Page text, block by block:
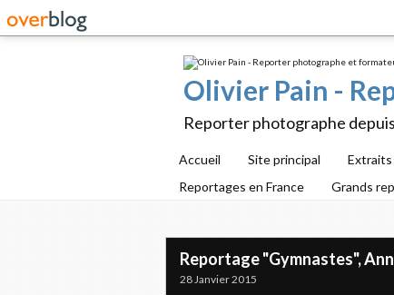
Olivier Pain -
Reporter photographe
Accueil Site principal
Reportages en France
Grands
Reportage "Gymnastes",
28 Janvier 2015